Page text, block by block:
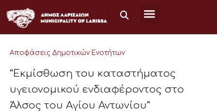
στο
περιεχόμενο
Αποφάσεις Δημοτικών Ενοτήτων
“Εκμίσθωση του καταστήματος
υγειονομικού ενδιαφέροντος στο
Άλσος του Αγίου Αντωνίου”